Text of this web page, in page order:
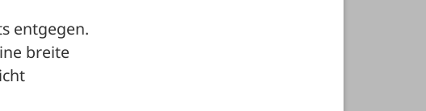
entgegen.
breite